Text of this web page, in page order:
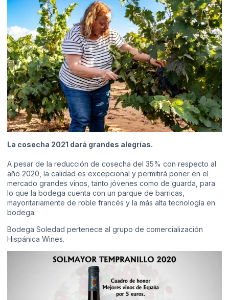
La cosecha 2021 dará grandes alegrías.
A pesar de la reducción de cosecha del 35% con respecto al
año 2020, la calidad es excepcional y permitirá poner en el
mercado grandes vinos, tanto jóvenes como de guarda, para
lo que la bodega cuenta con un parque de barricas,
mayoritariamente de roble francés y la más alta tecnología en
bodega.
Bodega Soledad pertenece al grupo de comercialización
Hispánica Wines.